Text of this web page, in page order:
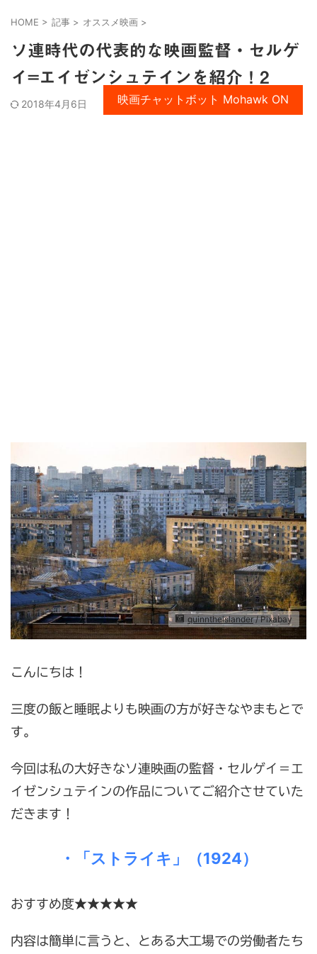
HOME > 記事 > オススメ映画 >
ソ連時代の代表的な映画監督・セルゲ
イ=エイゼンシュテインを紹介！2
2018年4月6日
quinntheislander/ Pixabay
こんにちは！
三度の飯と睡眠よりも映画の方が好きなやまもとで
す。
今回は私の大好きなソ連映画の監督・セルゲイ＝エ
イゼンシュテインの作品についてご紹介させていた
だきます！
・「ストライキ」（1924）
おすすめ度★★★★★
内容は簡単に言うと、とある大工場での労働者たち
映画チャットボット Mohawk ON